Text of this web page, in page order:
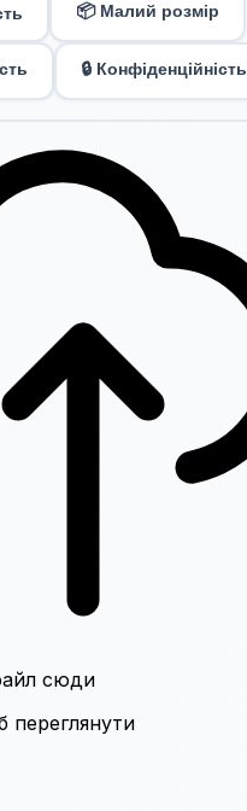
📦 Малий розмір
🔒 Конфіденційність
сюди
переглянути